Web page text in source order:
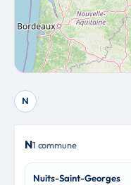
N
N1 commune
Nuits-Saint-Georges